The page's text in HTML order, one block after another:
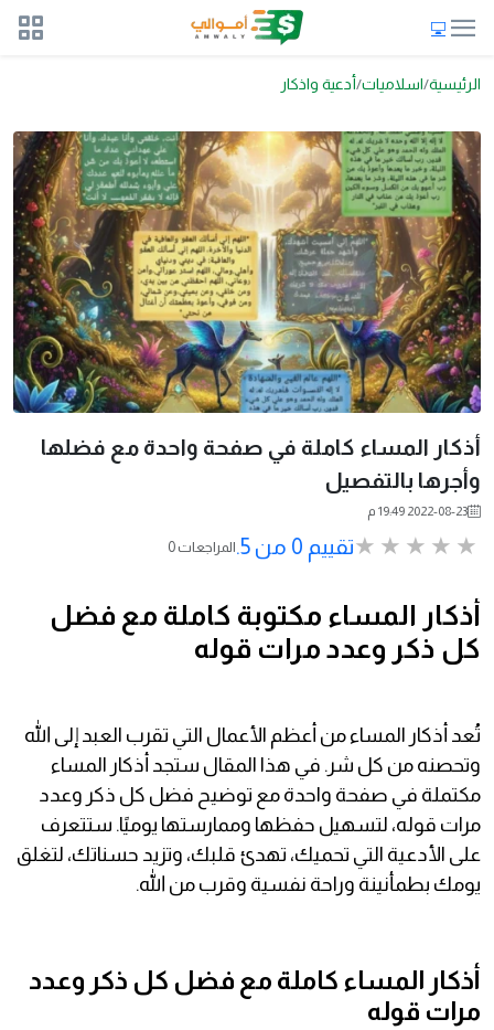
الرئيسية اسلاميات أدعية واذكار
أذكار المساء كاملة في صفحة واحدة مع فضلها
وأجرها بالتفصيل
2022-08-23 19:49 م
تقييم 0 من 5. 0 المراجعات
أذكار المساء مكتوبة كاملة مع فضل
كل ذكر وعدد مرات قوله
تُعد أذكار المساء من أعظم الأعمال التي تقرب العبد إلى الله
وتحصنه من كل شر. في هذا المقال ستجد أذكار المساء
مكتملة في صفحة واحدة مع توضيح فضل كل ذكر وعدد
مرات قوله، لتسهيل حفظها وممارستها يوميًا. ستتعرف
على الأدعية التي تحميك، تهدئ قلبك، وتزيد حسناتك، لتغلق
يومك بطمأنينة وراحة نفسية وقرب من الله.
أذكار المساء كاملة مع فضل كل ذكر وعدد
مرات قوله